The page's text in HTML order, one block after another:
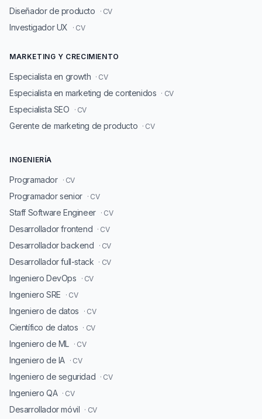
Diseñador de producto · CV
Investigador UX · CV
MARKETING Y CRECIMIENTO
Especialista en growth · CV
Especialista en marketing de contenidos · CV
Especialista SEO · CV
Gerente de marketing de producto · CV
INGENIERÍA
Programador · CV
Programador senior · CV
Staff Software Engineer · CV
Desarrollador frontend · CV
Desarrollador backend · CV
Desarrollador full-stack · CV
Ingeniero DevOps · CV
Ingeniero SRE · CV
Ingeniero de datos · CV
Científico de datos · CV
Ingeniero de ML · CV
Ingeniero de IA · CV
Ingeniero de seguridad · CV
Ingeniero QA · CV
Desarrollador móvil · CV